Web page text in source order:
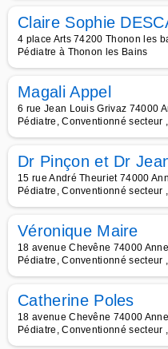
Claire Sophie
4 place Arts 74200 Thonon les
Pédiatre à Thonon les Bains
Magali Appel
6 rue Jean Louis Grivaz 74000
Pédiatre, Conventionné secteur
Dr Pinçon et Dr
15 rue André Theuriet 74000
Pédiatre, Conventionné secteur
Véronique Maire
18 avenue Chevêne 74000
Pédiatre, Conventionné secteur
Catherine Poles
18 avenue Chevêne 74000
Pédiatre, Conventionné secteur